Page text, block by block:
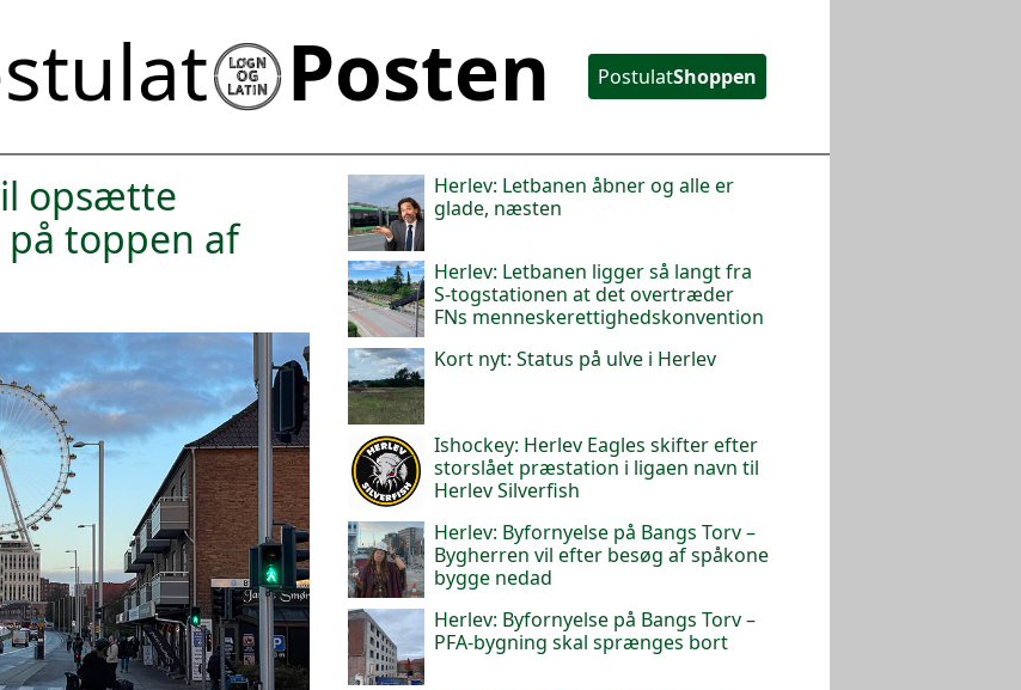
Posten PostulatShoppen
opsætte
toppen af
Herlev: Letbanen åbner og alle er
glade, næsten
Herlev: Letbanen ligger så langt fra
S-togstationen at det overtræder
FNs menneskerettighedskonvention
Kort nyt: Status på ulve i Herlev
Ishockey: Herlev Eagles skifter efter
storslået præstation i ligaen navn til
Herlev Silverfish
Herlev: Byfornyelse på Bangs Torv –
Bygherren vil efter besøg af spåkone
bygge nedad
Herlev: Byfornyelse på Bangs Torv –
PFA-bygning skal sprænges bort